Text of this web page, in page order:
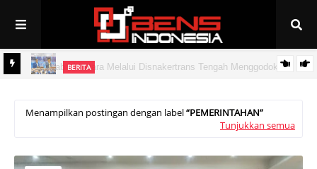
BERITA
Menampilkan postingan dengan label PEMERINTAHAN
Tunjukkan semua